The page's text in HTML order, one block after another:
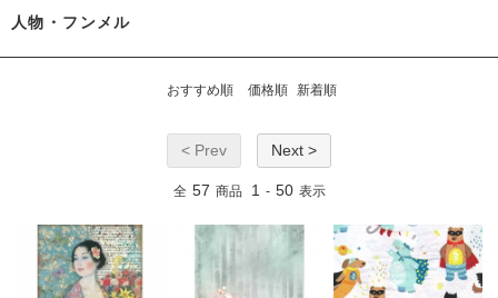
人物・フンメル
おすすめ順 価格順 新着順
< Prev Next >
全 57 商品 1 - 50 表示